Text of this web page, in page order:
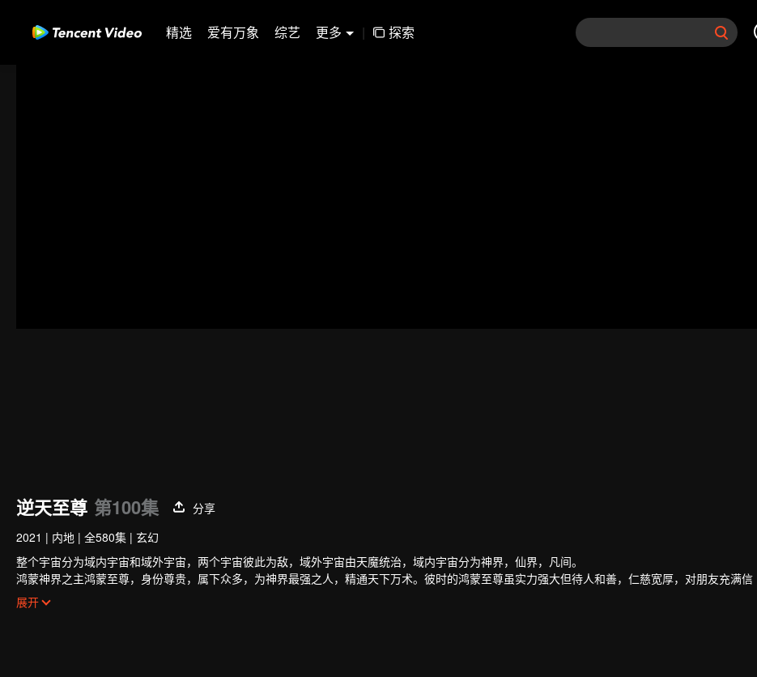
精选 爱有万象 综艺 更多 | 探索
逆天至尊 第100集
分享
2021 | 内地 | 全580集 | 玄幻
整个宇宙分为域内宇宙和域外宇宙，两个宇宙彼此为敌，域外宇宙由天魔统治，域内宇宙分为神界，仙界，凡间。
鸿蒙神界之主鸿蒙至尊，身份尊贵，属下众多，为神界最强之人，精通天下万术。彼时的鸿蒙至尊虽实力强大但待人和善，仁慈宽厚，对朋友充满信
任，以平等的态度看待人仙神三界。在域外宇宙入侵时，鸿蒙至尊被混沌至尊和始源至尊设计联手杀害，并诅咒其万世轮回。鸿蒙至尊亲人手下被杀，
家园被夺，理念被改，就连最疼爱的徒儿灵霞天尊也背叛了他。而且在他万世轮回中被世世灭门，直到最后一世转生到了谭云身上。
谭云是望月镇小贵族谭家的少爷，但鸿蒙至尊转生之人需要受到生死刺激才能觉醒。在婚礼中，谭云撞见未婚妻与司徒家少爷偷情并被殴打，在将死之
展开